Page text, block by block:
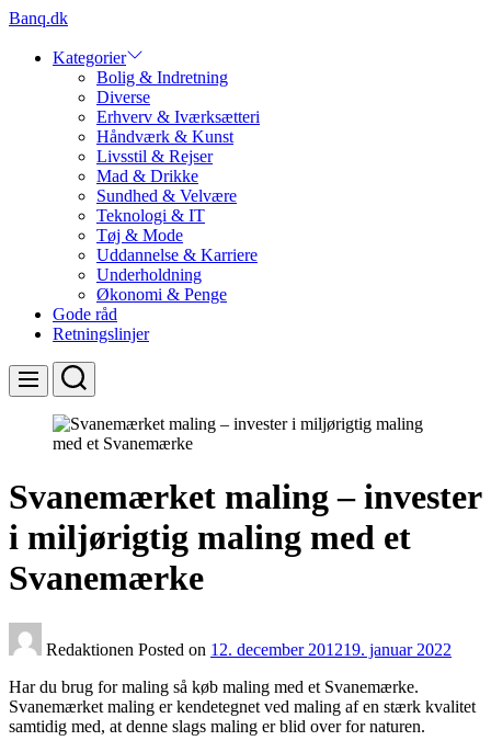
Skip
content
Banq.dk
Kategorier
Bolig & Indretning
Diverse
Erhverv & Iværksætteri
Håndværk & Kunst
Livsstil & Rejser
Mad & Drikke
Sundhed & Velvære
Teknologi & IT
Tøj & Mode
Uddannelse & Karriere
Underholdning
Økonomi & Penge
Gode råd
Retningslinjer
Menu Search
Svanemærket maling – invester
i miljørigtig maling med et
Svanemærke
Redaktionen Posted on 12. december 201219. januar 2022
Har du brug for maling så køb maling med et Svanemærke.
Svanemærket maling er kendetegnet ved maling af en stærk kvalitet
samtidig med, at denne slags maling er blid over for naturen.